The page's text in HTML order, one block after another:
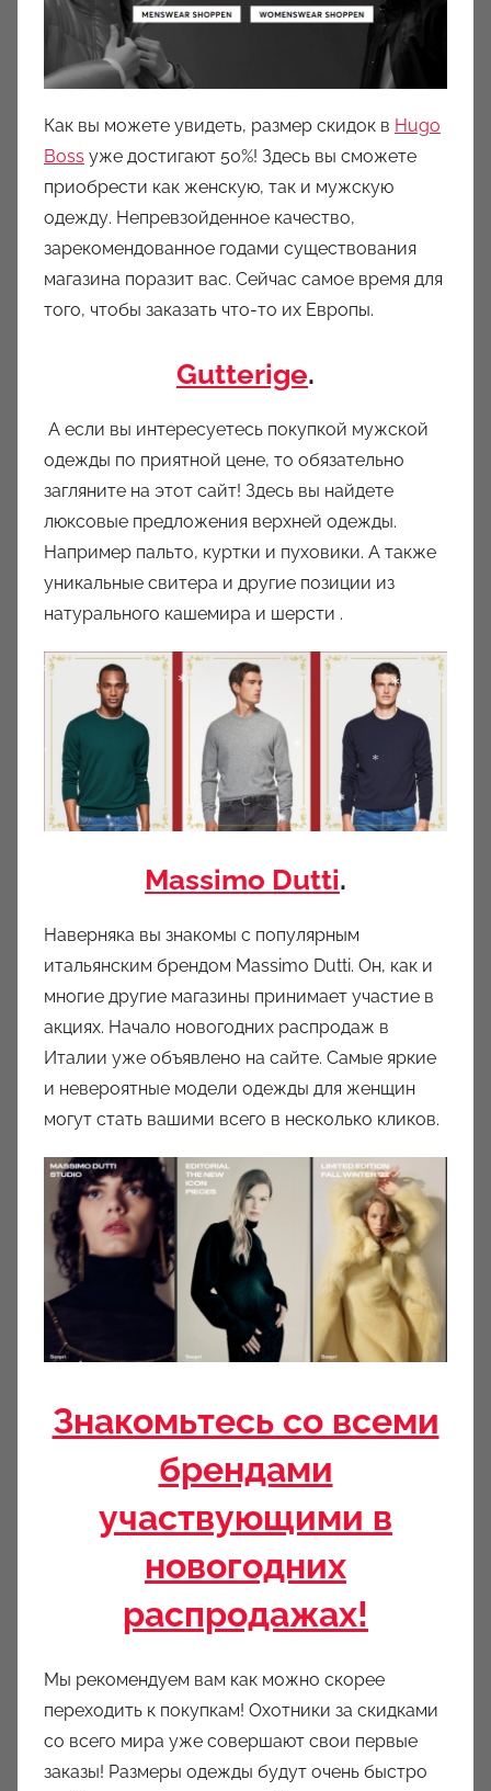
Как вы можете увидеть, размер скидок в Hugo
Boss уже достигают 50%! Здесь вы сможете
приобрести как женскую, так и мужскую
одежду. Непревзойденное качество,
зарекомендованное годами существования
магазина поразит вас. Сейчас самое время для
того, чтобы заказать что-то их Европы.
Gutterige.
А если вы интересуетесь покупкой мужской
одежды по приятной цене, то обязательно
загляните на этот сайт! Здесь вы найдете
люксовые предложения верхней одежды.
Например пальто, куртки и пуховики. А также
уникальные свитера и другие позиции из
натурального кашемира и шерсти .
Massimo Dutti.
Наверняка вы знакомы с популярным
итальянским брендом Massimo Dutti. Он, как и
многие другие магазины принимает участие в
акциях. Начало новогодних распродаж в
Италии уже объявлено на сайте. Самые яркие
и невероятные модели одежды для женщин
могут стать вашими всего в несколько кликов.
Знакомьтесь со всеми
брендами
участвующими в
новогодних
распродажах!
Мы рекомендуем вам как можно скорее
переходить к покупкам! Охотники за скидками
со всего мира уже совершают свои первые
заказы! Размеры одежды будут очень быстро